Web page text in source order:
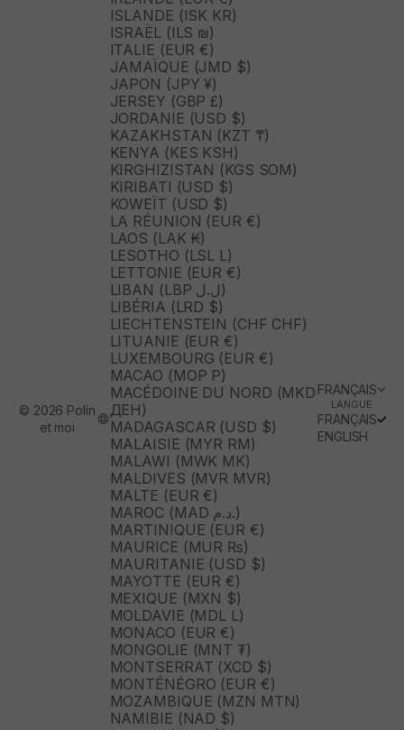
ISLANDE (ISK KR)
ISRAËL (ILS ₪)
ITALIE (EUR €)
JAMAÏQUE (JMD $)
JAPON (JPY ¥)
JERSEY (GBP £)
JORDANIE (USD $)
KAZAKHSTAN (KZT ₸)
KENYA (KES KSH)
KIRGHIZISTAN (KGS SOM)
KIRIBATI (USD $)
KOWEÏT (USD $)
LA RÉUNION (EUR €)
LAOS (LAK ₭)
LESOTHO (LSL L)
LETTONIE (EUR €)
LIBAN (LBP ل.ل)
LIBÉRIA (LRD $)
LIECHTENSTEIN (CHF CHF)
LITUANIE (EUR €)
LUXEMBOURG (EUR €)
MACAO (MOP P)
MACÉDOINE DU NORD (MKD
ДЕН)
MADAGASCAR (USD $)
MALAISIE (MYR RM)
MALAWI (MWK MK)
MALDIVES (MVR MVR)
MALTE (EUR €)
MAROC (MAD د.م.)
MARTINIQUE (EUR €)
MAURICE (MUR ₨)
MAURITANIE (USD $)
MAYOTTE (EUR €)
MEXIQUE (MXN $)
MOLDAVIE (MDL L)
MONACO (EUR €)
MONGOLIE (MNT ₮)
MONTSERRAT (XCD $)
MONTÉNÉGRO (EUR €)
MOZAMBIQUE (MZN MTN)
NAMIBIE (NAD $)
FRANÇAIS
LANGUE
FRANÇAIS
ENGLISH
© 2026 Polín
et moi